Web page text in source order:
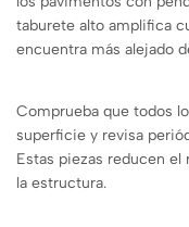
taburete alto amplifica
encuentra más alejado
Comprueba que todos
superficie y revisa
Estas piezas reducen
la estructura.